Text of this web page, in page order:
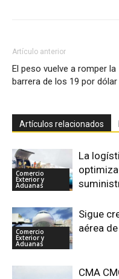
Artículo anterior
El peso vuelve a romper la
barrera de los 19 por dólar
Artículos relacionados
Comercio
Exterior y
Aduanas
La
Comercio
Exterior y
Aduanas
Sigue
aérea
CMA